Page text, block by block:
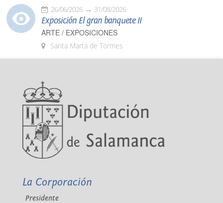
26/06/2026 31/08/2026
Exposición El gran banquete II
ARTE / EXPOSICIONES
Santa Marta de Tormes
La Corporación
Presidente